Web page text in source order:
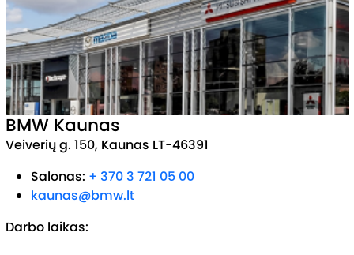
BMW Kaunas
Veiverių g. 150, Kaunas LT-46391
Salonas: + 370 3 721 05 00
kaunas@bmw.lt
Darbo laikas: